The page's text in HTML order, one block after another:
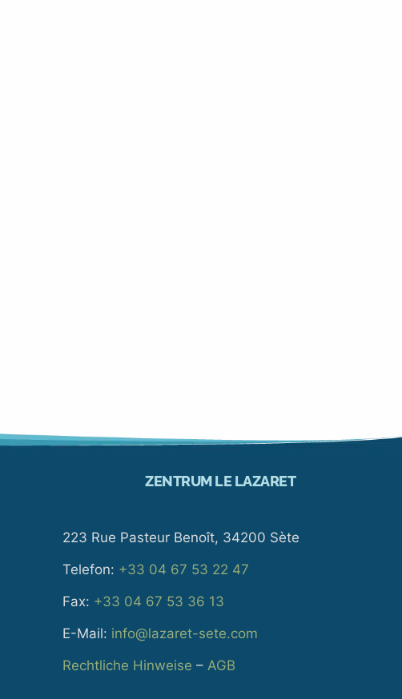
ZENTRUM LE LAZARET
223 Rue Pasteur Benoît, 34200 Sète
Telefon: +33 04 67 53 22 47
Fax: +33 04 67 53 36 13
E-Mail: info@lazaret-sete.com
Rechtliche Hinweise –AGB